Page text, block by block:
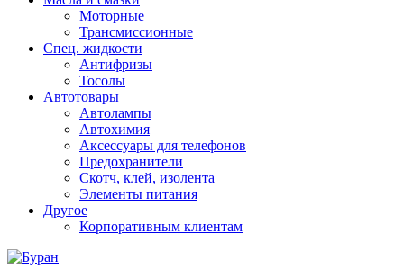
Моторные
Трансмиссионные
Спец. жидкости
Антифризы
Тосолы
Автотовары
Автолампы
Автохимия
Аксессуары для телефонов
Предохранители
Скотч, клей, изолента
Элементы питания
Другое
Корпоративным клиентам